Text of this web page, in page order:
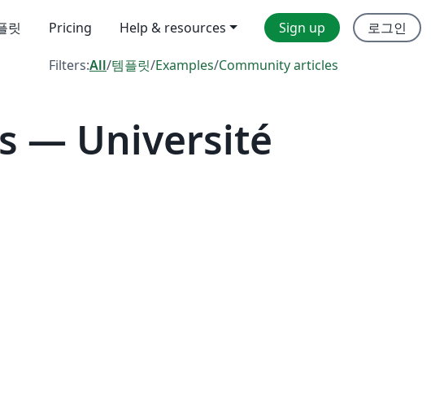
릿 Pricing Help & resources Sign up 로그인
Filters:All/템플릿/Examples/Community articles
— Université